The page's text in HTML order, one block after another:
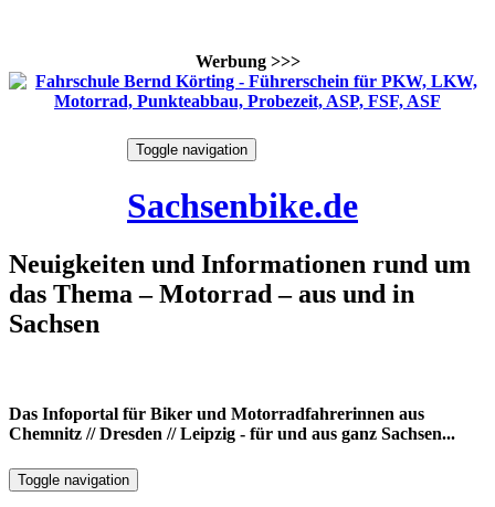
Werbung >>>
Toggle navigation
Sachsenbike.de
Neuigkeiten und Informationen rund um
das Thema – Motorrad – aus und in
Sachsen
Das Infoportal für Biker und Motorradfahrerinnen aus
Chemnitz // Dresden // Leipzig - für und aus ganz Sachsen...
Toggle navigation